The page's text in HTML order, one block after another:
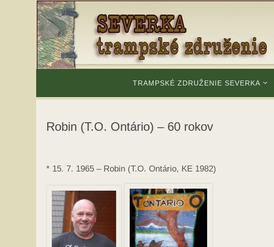
TRAMPSKÉ ZDRUŽENIE SEVERKA
Robin (T.O. Ontário) – 60 rokov
* 15. 7. 1965 – Robin (T.O. Ontário, KE 1982)